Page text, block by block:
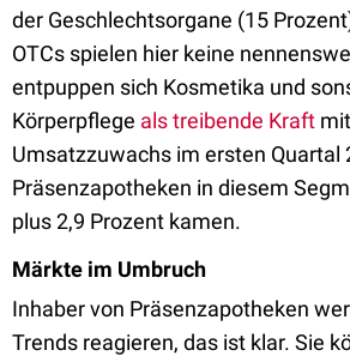
der Geschlechtsorgane (15
OTCs spielen hier keine
entpuppen sich Kosmetika und
Körperpflege als treibende Kraft
Umsatzzuwachs im ersten Quartal
Präsenzapotheken in diesem
plus 2,9 Prozent kamen.
Märkte im Umbruch
Inhaber von Präsenzapotheken
Trends reagieren, das ist klar. Sie